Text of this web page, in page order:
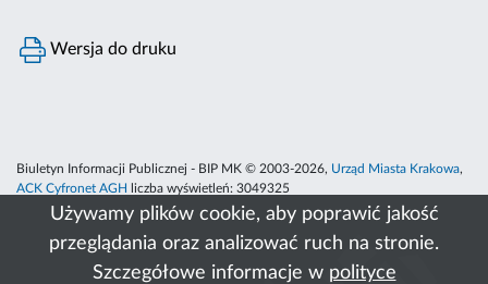
Używamy plików cookie, aby poprawić jakość
przeglądania oraz analizować ruch na stronie.
Szczegółowe informacje w polityce
Wersja do druku
Biuletyn Informacji Publicznej - BIP MK © 2003-2026, Urząd Miasta Krakowa,
ACK Cyfronet AGH
liczba wyświetleń: 3049325